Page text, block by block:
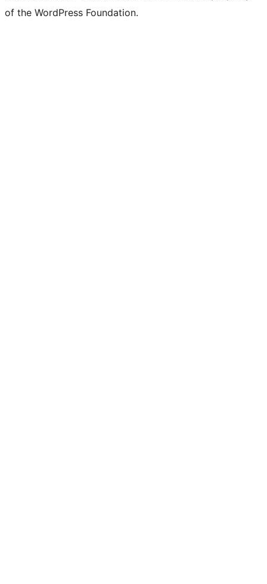
of the WordPress Foundation.